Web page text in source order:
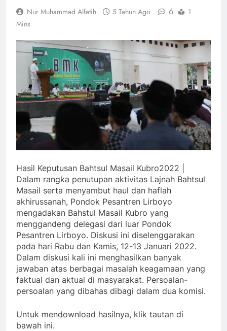
Nur Muhammad Alfatih 5 Tahun Ago 6
1
Mins
Hasil Keputusan Bahtsul Masail Kubro2022 |
Dalam rangka penutupan aktivitas Lajnah Bahtsul
Masail serta menyambut haul dan haflah
akhirussanah, Pondok Pesantren Lirboyo
mengadakan Bahstul Masail Kubro yang
menggandeng delegasi dari luar Pondok
Pesantren Lirboyo. Diskusi ini diselenggarakan
pada hari Rabu dan Kamis, 12-13 Januari 2022.
Dalam diskusi kali ini menghasilkan banyak
jawaban atas berbagai masalah keagamaan yang
faktual dan aktual di masyarakat. Persoalan-
persoalan yang dibahas dibagi dalam dua komisi.
Untuk mendownload hasilnya, klik tautan di
bawah ini.